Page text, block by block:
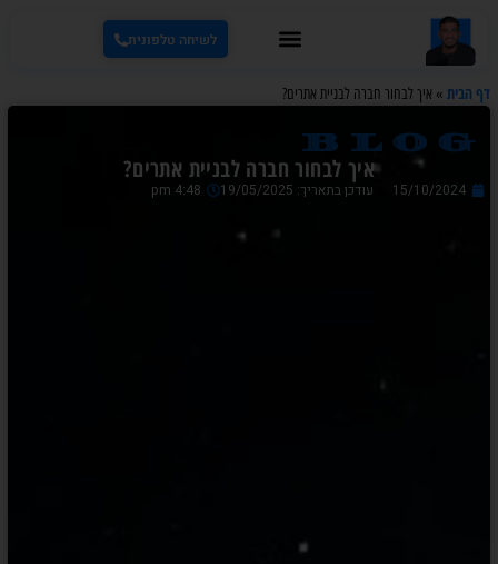
לשיחה טלפונית
דף הבית » איך לבחור חברה לבניית אתרים?
blog
איך לבחור חברה לבניית אתרים?
15/10/2024 עודכן בתאריך: 19/05/2025 4:48 pm